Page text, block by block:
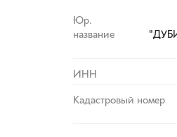
Юр.
название
ИНН
Кадастровый номер